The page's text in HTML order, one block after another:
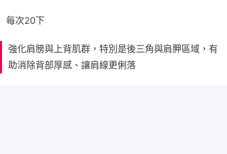
每次20下
強化肩膀與上背肌群，特別是後三角與肩胛區域，有
助消除背部厚感、讓肩線更俐落